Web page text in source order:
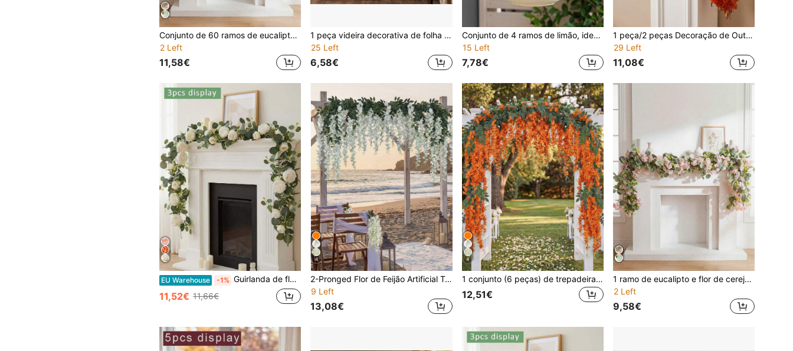
Conjunto de 60 ramos de eucalipto e flor de cerejeira, ideais para decoração de primavera e verão, decoração de quartos, decoração de casamentos, centros de mesa, decoração de móveis e decoração de escadas.
2 Left
11,58€
1 peça videira decorativa de folha de ácer, guirlanda suspensa artificial de folha de ácer de outono para Halloween, decoração de outono para o Dia de Ação de Graças
25 Left
6,58€
Conjunto de 4 ramos de limão, ideais para decoração de primavera, vitrines, sala de estar, quarto, banheiro, cozinha, casamentos, festas e decoração de mesas internas.
15 Left
7,78€
1 peça/2 peças Decoração de Outono, Videira Decorativa de Outono, Videira Floral com Folha de Bordo, Abóbora e Bagas; Ação de Graças, Halloween, Lareira e Mantelete, Cena de Colheita de Estilo Americano Country, Adequado para Casa, Interior, Exterior e Decoração de Alpendre
29 Left
11,08€
EU Warehouse -1% Guirlanda de flores artificiais (1 unidade), guirlanda floral de eucalipto da primavera com folhagem vintage de peônias e rosas artificiais, decoração de parede, decoração de arco de casamento, decoração de festa.
11,52€ 11,66€
4
2-Pronged Flor de Feijão Artificial Trepadeira 100cm 1set(6pcs) Tecido de Seda Adequado para Primavera, Verão, Outono, Inverno Todas as Estações Decoração de Sala, Decoração de Arco de Casamento, Decoração de Casa, Decoração de Quintal Exterior, Decoração Suspensa no Teto
9 Left
13,08€
4
1 conjunto (6 peças) de trepadeira de flor de feijão-caupi artificial de 100 cm, cor terracota, feita de tecido de seda, adequada para decoração de quarto, decoração de arco de casamento, decoração de casa, decoração de quintal externo, decoração de teto, decoração de Rama para todas as estações, presentes de aniversário, formatura, decoração de cozinha
12,51€
1 ramo de eucalipto e flor de cerejeira, ideal para decoração de primavera e verão, quartos, casamentos, mesas, móveis e para enfeitar escadas.
2 Left
9,58€